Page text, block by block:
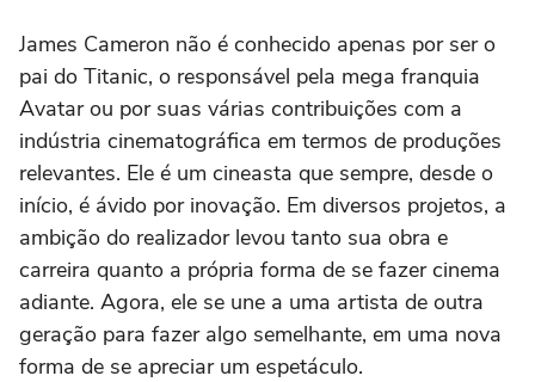
James Cameron não é conhecido apenas por ser o
pai do Titanic, o responsável pela mega franquia
Avatarou por suas várias contribuições com a
indústria cinematográfica em termos de produções
relevantes. Ele é um cineasta que sempre, desde o
início, é ávido por inovação. Em diversos projetos, a
ambição do realizador levou tanto sua obra e
carreira quanto a própria forma de se fazer cinema
adiante. Agora, ele se une a uma artista de outra
geração para fazer algo semelhante, em uma nova
forma de se apreciar um espetáculo.